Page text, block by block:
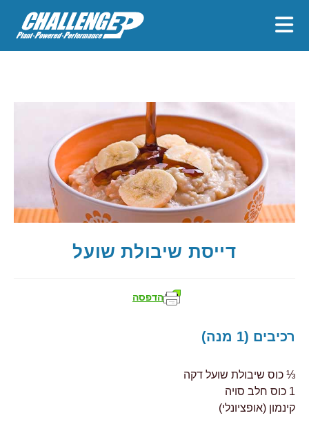
דייסת שיבולת שועל
הדפסה
רכיבים (1 מנה)
⅓ כוס שיבולת שועל דקה
1 כוס חלב סויה
קינמון (אופציונלי)